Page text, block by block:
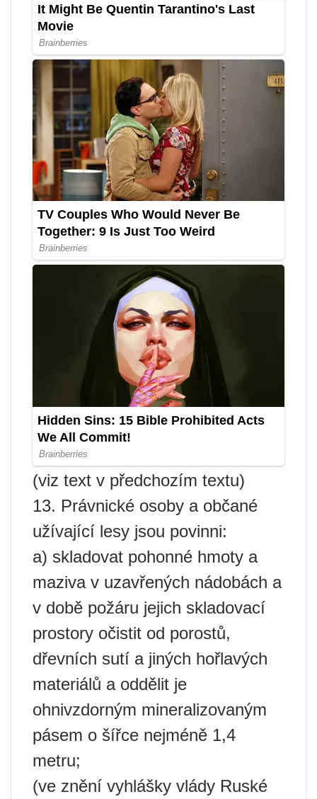
(viz text v předchozím textu)
13. Právnické osoby a občané
užívající lesy jsou povinni:
a) skladovat pohonné hmoty a
maziva v uzavřených nádobách a
v době požáru jejich skladovací
prostory očistit od porostů,
dřevních sutí a jiných hořlavých
materiálů a oddělit je
ohnivzdorným mineralizovaným
pásem o šířce nejméně 1,4
metru;
(ve znění vyhlášky vlády Ruské